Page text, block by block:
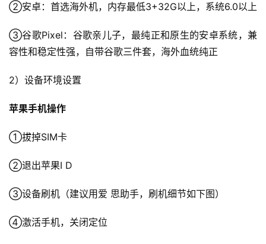
②安卓：首选海外机，内存最低3+32G以上，系统6.0以上
③谷歌Pixel：谷歌亲儿子，最纯正和原生的安卓系统，兼
容性和稳定性强，自带谷歌三件套，海外血统纯正
2）设备环境设置
苹果手机操作
①拔掉SIM卡
②退出苹果I D
③设备刷机（建议用爱 思助手，刷机细节如下图）
④激活手机，关闭定位